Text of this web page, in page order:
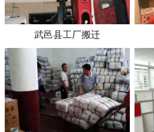
武邑县工厂搬迁